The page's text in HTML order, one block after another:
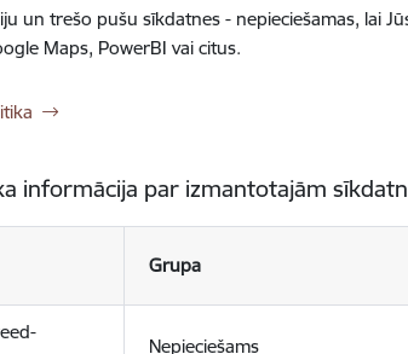
un trešo pušu sīkdatnes - nepieciešamas, lai
Maps, PowerBI vai citus.
informācija par izmantotajām
Grupa
Nepieciešams